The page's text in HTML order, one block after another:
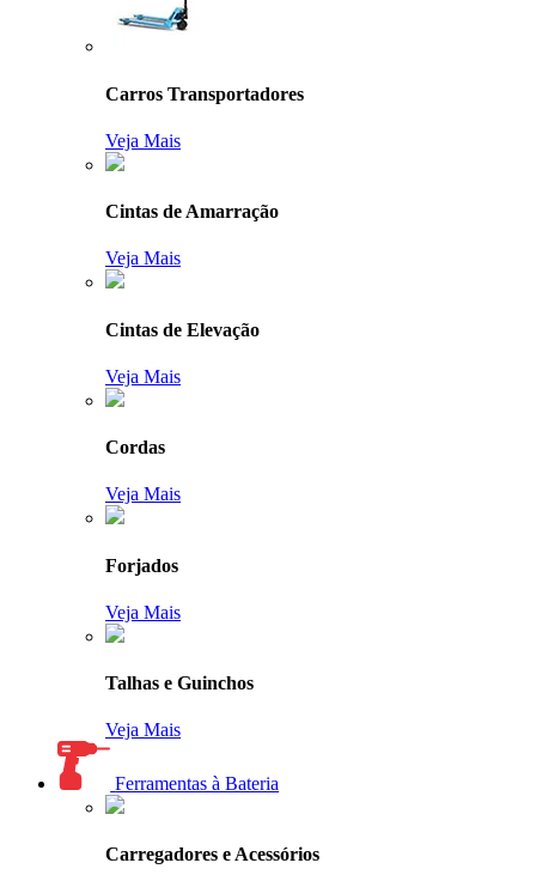
Carros Transportadores
Veja Mais
Cintas de Amarração
Veja Mais
Cintas de Elevação
Veja Mais
Cordas
Veja Mais
Forjados
Veja Mais
Talhas e Guinchos
Veja Mais
Ferramentas à Bateria
Carregadores e Acessórios